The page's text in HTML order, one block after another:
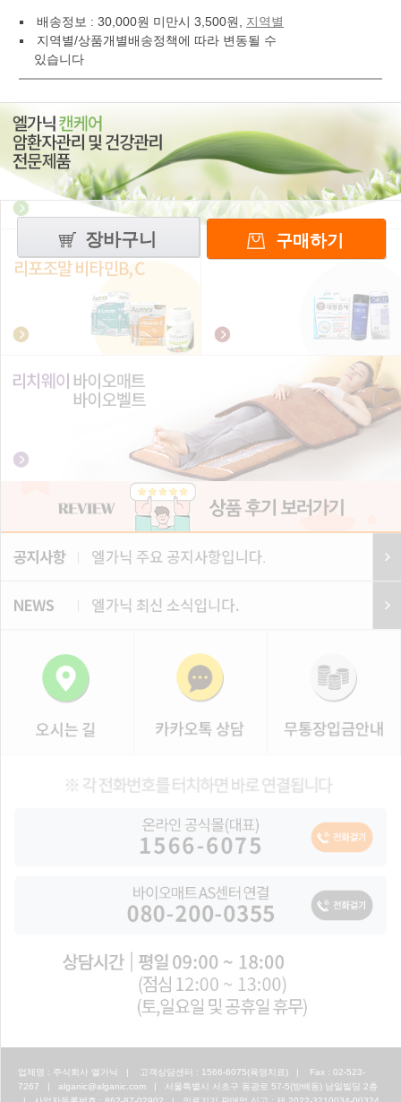
배송정보 : 30,000원 미만시 3,500원, 지역별
지역별/상품개별배송정책에 따라 변동될 수
있습니다
구매하기
장바구니
업체명 : 주식회사 엘가닉 | 고객상담센터 : 1566-6075(육영치료) | Fax : 02-523-
7267 | alganic@alganic.com | 서울특별시 서초구 동광로 57-5(방배동) 남일빌딩 2층